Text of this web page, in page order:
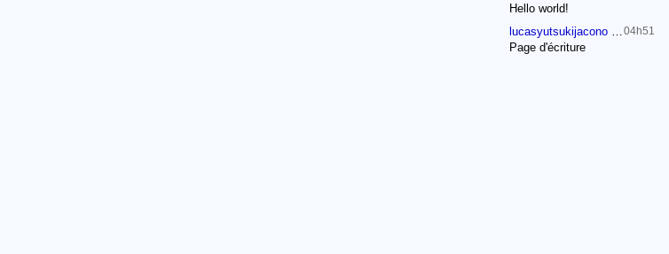
Hello world!
04h51
lucasyutsukijacono 2030
Page d'écriture